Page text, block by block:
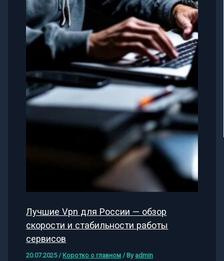
Лучшие Vpn для России — обзор
скорости и стабильности работы
сервисов
20.07.2025/ Коротко о главном / By admin